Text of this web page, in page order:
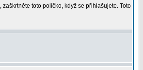
toto políčko, když se přihlašujete. Toto